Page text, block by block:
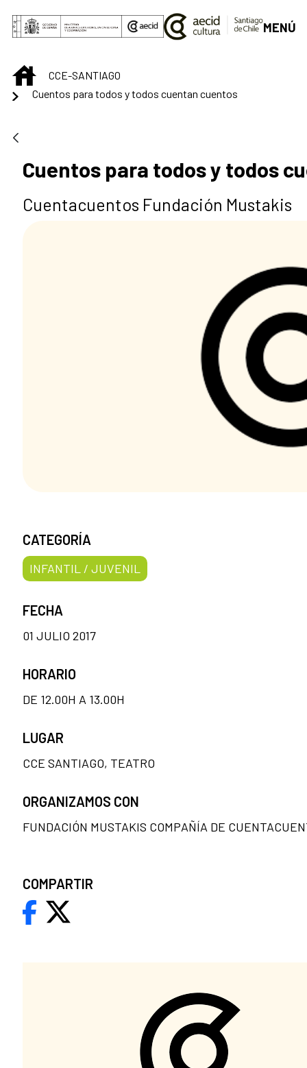
Saltar al contenido principal
MENÚ
INICIOCCE-SANTIAGO
Cuentos para todos y todos cuentan cuentos
Cuentos para todos y todos
Cuentacuentos Fundación Mustakis
CATEGORÍA
INFANTIL / JUVENIL
FECHA
01 JULIO 2017
HORARIO
DE 12.00H A 13.00H
LUGAR
CCE SANTIAGO, TEATRO
ORGANIZAMOS CON
FUNDACIÓN MUSTAKIS COMPAÑÍA DE
COMPARTIR